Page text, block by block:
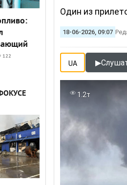
122
Один из
18-06-2026, 09:07
UA ▶
1.2т